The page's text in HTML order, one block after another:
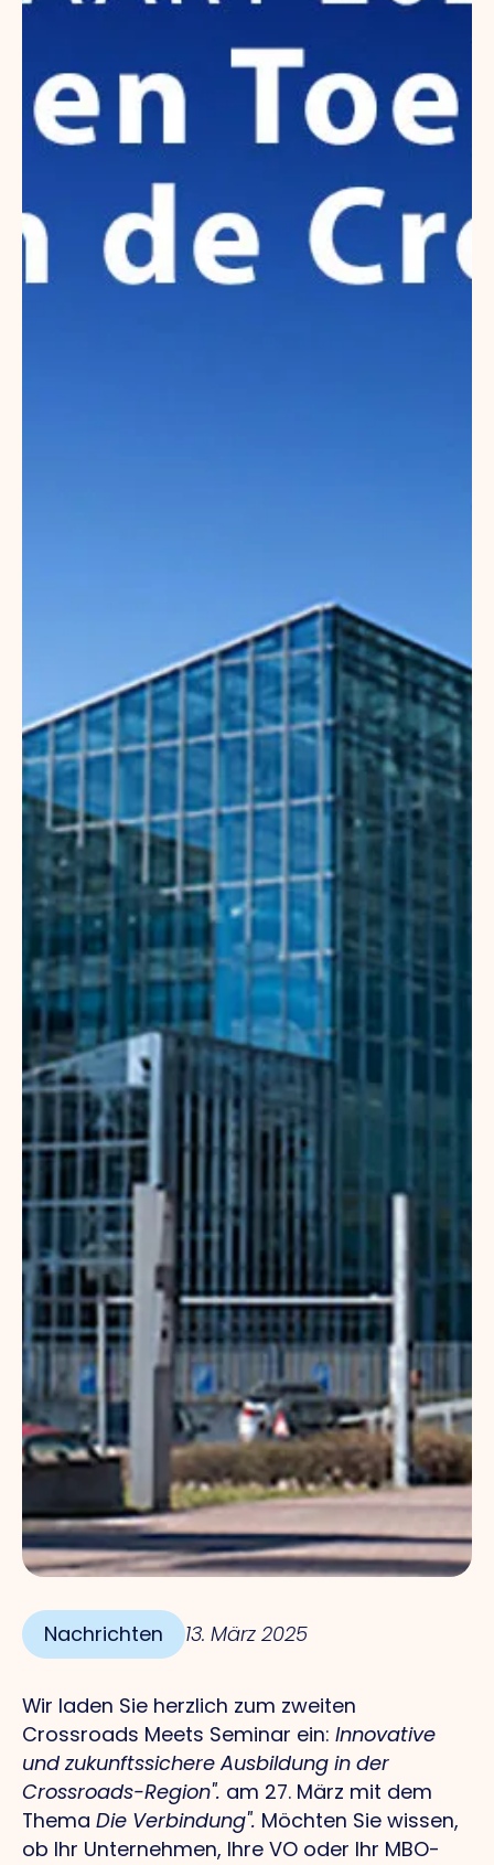
Nachrichten 13. März 2025
Wir laden Sie herzlich zum zweiten
Crossroads Meets Seminar ein: Innovative
und zukunftssichere Ausbildung in der
Crossroads-Region". am 27. März mit dem
Thema Die Verbindung". Möchten Sie wissen,
ob Ihr Unternehmen, Ihre VO oder Ihr MBO-